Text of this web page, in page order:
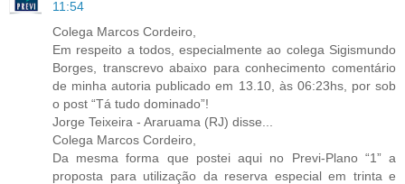
11:54
Colega Marcos Cordeiro,
Em respeito a todos, especialmente ao colega Sigismundo
Borges, transcrevo abaixo para conhecimento comentário
de minha autoria publicado em 13.10, às 06:23hs, por sob
o post “Tá tudo dominado”!
Jorge Teixeira - Araruama (RJ) disse...
Colega Marcos Cordeiro,
Da mesma forma que postei aqui no Previ-Plano “1” a
proposta para utilização da reserva especial em trinta e